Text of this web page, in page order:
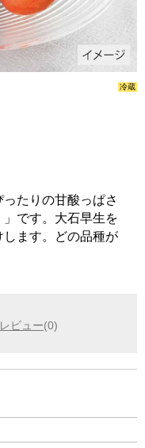
冷蔵
たりの甘酸っぱさ
です。大石早生を
ます。どの品種が
レビュー(0)